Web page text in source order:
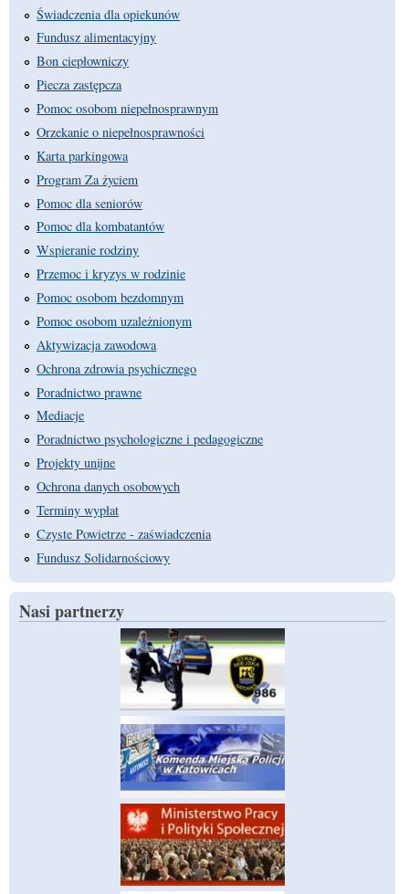
Świadczenia dla opiekunów
Fundusz alimentacyjny
Bon ciepłowniczy
Piecza zastępcza
Pomoc osobom niepełnosprawnym
Orzekanie o niepełnosprawności
Karta parkingowa
Program Za życiem
Pomoc dla seniorów
Pomoc dla kombatantów
Wspieranie rodziny
Przemoc i kryzys w rodzinie
Pomoc osobom bezdomnym
Pomoc osobom uzależnionym
Aktywizacja zawodowa
Ochrona zdrowia psychicznego
Poradnictwo prawne
Mediacje
Poradnictwo psychologiczne i pedagogiczne
Projekty unijne
Ochrona danych osobowych
Terminy wypłat
Czyste Powietrze - zaświadczenia
Fundusz Solidarnościowy
Nasi partnerzy